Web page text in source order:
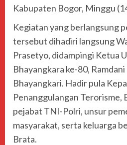
Kabupaten Bogor, Minggu
Kegiatan yang berlangsung
tersebut dihadiri langsung
Prasetyo, didampingi Ketua
Bhayangkara ke-80,
Bhayangkari. Hadir pula
Penanggulangan Terorisme,
pejabat TNI-Polri, unsur
masyarakat, serta keluarga
Brata.